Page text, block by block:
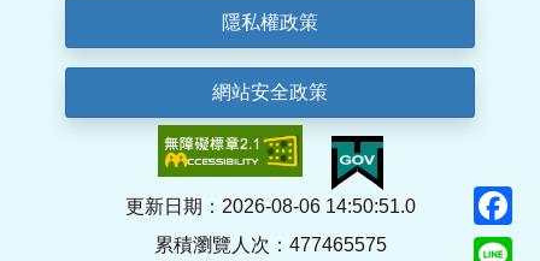
隱私權政策
網站安全政策
更新日期：2026-08-06 14:50:51.0
累積瀏覽人次：477465575